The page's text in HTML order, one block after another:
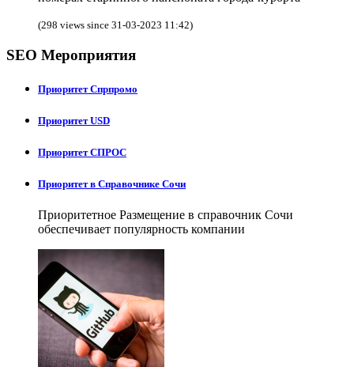
(298 views since 31-03-2023 11:42)
SEO Мероприятия
Приоритет Спрпромо
Приоритет USD
Приоритет СПРОС
Приоритет в Справочнике Сочи
Приоритетное Размещение в справочник Сочи
обеспечивает популярность компании